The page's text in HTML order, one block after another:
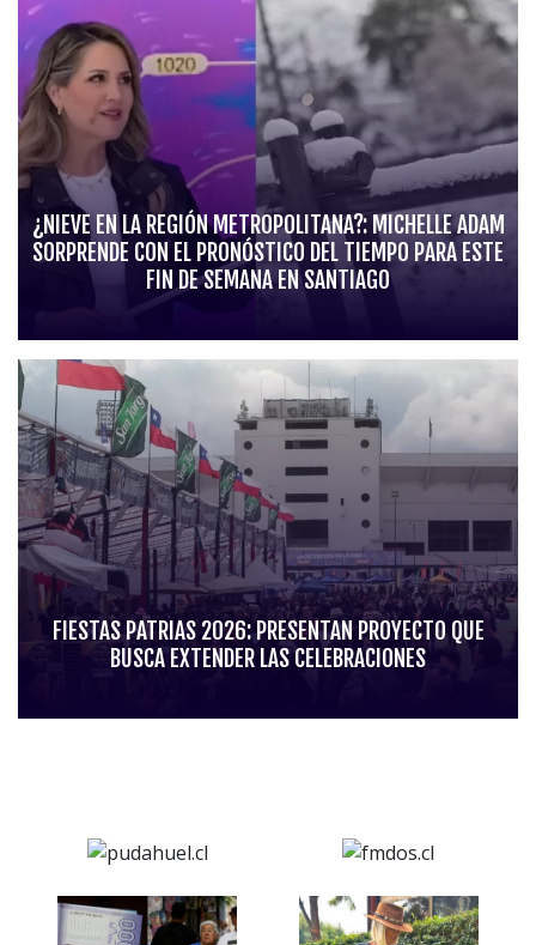
¿NIEVE EN LA REGIÓN METROPOLITANA?: MICHELLE ADAM
SORPRENDE CON EL PRONÓSTICO DEL TIEMPO PARA ESTE
FIN DE SEMANA EN SANTIAGO
FIESTAS PATRIAS 2026: PRESENTAN PROYECTO QUE
BUSCA EXTENDER LAS CELEBRACIONES